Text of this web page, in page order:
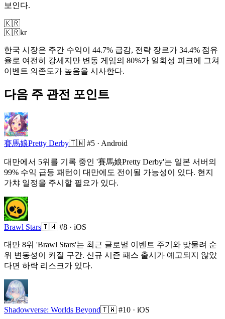
보인다.
🇰🇷
🇰🇷kr
한국 시장은 주간 수익이 44.7% 급감, 전략 장르가 34.4% 점유
율로 여전히 강세지만 변동 게임의 80%가 일회성 피크에 그쳐
이벤트 의존도가 높음을 시사한다.
다음 주 관전 포인트
賽馬娘Pretty Derby🇹🇼 #5 · Android
대만에서 5위를 기록 중인 '賽馬娘Pretty Derby'는 일본 서버의
99% 수익 급등 패턴이 대만에도 전이될 가능성이 있다. 현지
가챠 일정을 주시할 필요가 있다.
Brawl Stars🇹🇼 #8 · iOS
대만 8위 'Brawl Stars'는 최근 글로벌 이벤트 주기와 맞물려 순
위 변동성이 커질 구간. 신규 시즌 패스 출시가 예고되지 않았
다면 하락 리스크가 있다.
Shadowverse: Worlds Beyond🇹🇼 #10 · iOS